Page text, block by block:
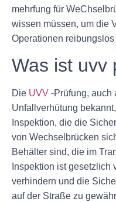
mehrfung für
wissen müssen, um die
Operationen reibungslos
Was ist uvv
Die UVV -Prüfung, auch
Unfallverhütung
Inspektion, die die
von Wechselbrücken
Behälter sind, die im
Inspektion ist gesetzlich
verhindern und die
auf der Straße zu